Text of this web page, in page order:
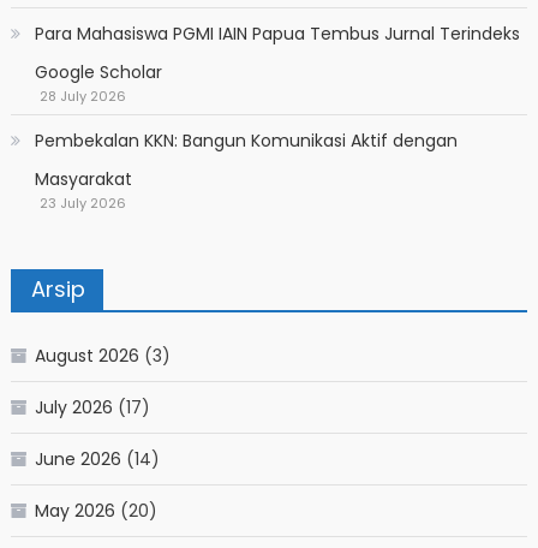
Para Mahasiswa PGMI IAIN Papua Tembus Jurnal Terindeks
Google Scholar
28 July 2026
Pembekalan KKN: Bangun Komunikasi Aktif dengan
Masyarakat
23 July 2026
Arsip
August 2026 (3)
July 2026 (17)
June 2026 (14)
May 2026 (20)